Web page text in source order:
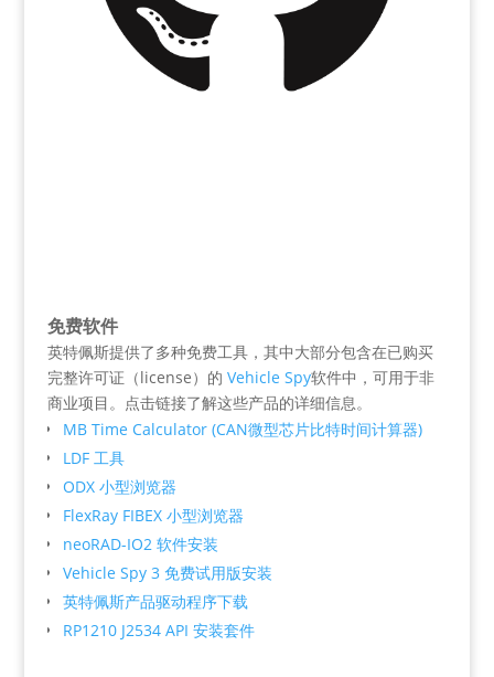
免费软件
英特佩斯提供了多种免费工具，其中大部分包含在已购买
完整许可证（license）的 Vehicle Spy软件中，可用于非
商业项目。点击链接了解这些产品的详细信息。
MB Time Calculator (CAN微型芯片比特时间计算器)
LDF 工具
ODX 小型浏览器
FlexRay FIBEX 小型浏览器
neoRAD-IO2 软件安装
Vehicle Spy 3 免费试用版安装
英特佩斯产品驱动程序下载
RP1210 J2534 API 安装套件